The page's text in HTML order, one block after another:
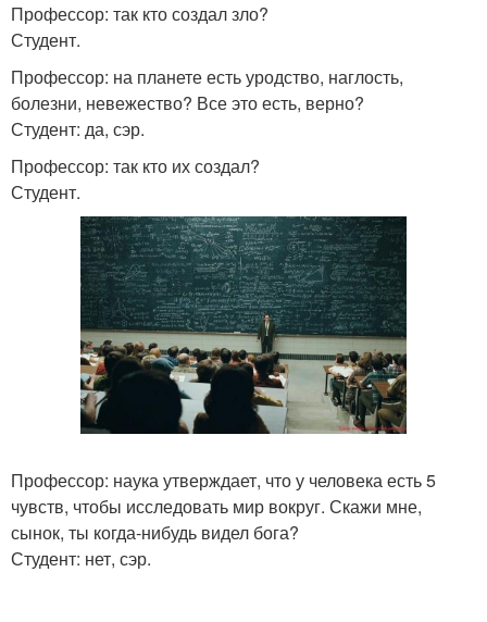
Профессор: так кто создал зло?
Студент.
Профессор: на планете есть уродство, наглость,
болезни, невежество? Все это есть, верно?
Студент: да, сэр.
Профессор: так кто их создал?
Студент.
Профессор: наука утверждает, что у человека есть 5
чувств, чтобы исследовать мир вокруг. Скажи мне,
сынок, ты когда-нибудь видел бога?
Студент: нет, сэр.